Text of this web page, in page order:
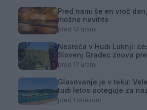
Pred nami še en vroč
možne nevihte
pred 14 urami
Nesreča v Hudi Luknji:
Slovenj Gradec znova
izmenično enosmeren
pred 17 urami
Glasovanje je v teku:
tudi letos poteguje za
kopališče
pred 1 dnevom